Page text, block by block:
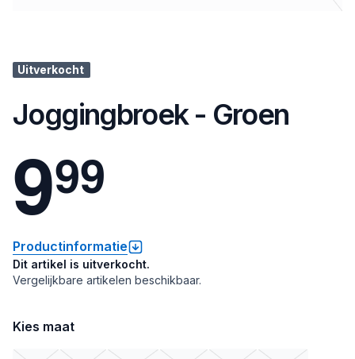
Uitverkocht
Joggingbroek - Groen
999
Productinformatie
Dit artikel is uitverkocht.
Vergelijkbare artikelen beschikbaar.
Kies maat